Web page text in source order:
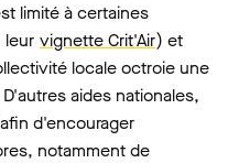
limité à certaines
leur vignette Crit'Air) et
locale octroie une
aides nationales,
d'encourager
notamment de